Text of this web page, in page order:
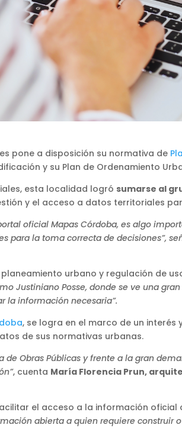
pone a disposición su normativa de
y su Plan de Ordenamiento
esta localidad logró sumarse al
y el acceso a datos territoriales
oficial Mapas Córdoba, es algo
para la toma correcta de decisiones”,
urbano y regulación de
Justiniano Posse, donde se ve una
la información necesaria”.
, se logra en el marco de un interés
de sus normativas urbanas.
Obras Públicas y frente a la gran
, cuenta María Florencia Prun,
el acceso a la información
abierta a quien requiere construir